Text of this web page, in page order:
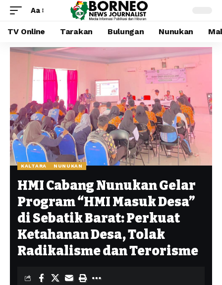
Aa
TV Online Tarakan Bulungan Nunukan
KALTARA NUNUKAN
HMI Cabang Nunukan Gelar
Program “HMI Masuk Desa”
di Sebatik Barat: Perkuat
Ketahanan Desa, Tolak
Radikalisme dan Terorisme